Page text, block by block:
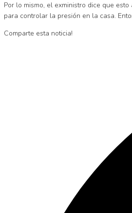
Por lo mismo, el exministro dice que
para controlar la presión en la casa.
Comparte esta noticia!